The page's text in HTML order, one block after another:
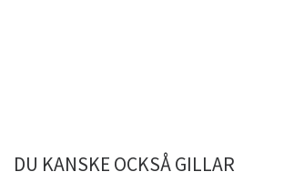
DU KANSKE OCKSÅ GILLAR